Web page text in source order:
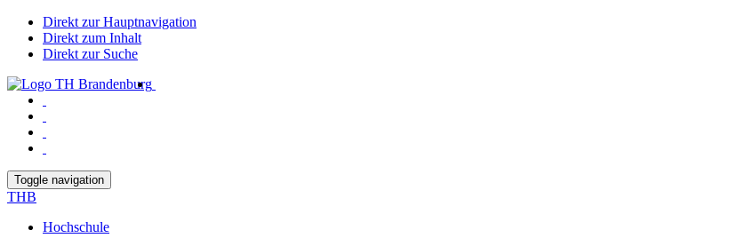
Direkt zur Hauptnavigation
Direkt zum Inhalt
Direkt zur Suche
Toggle navigation
THB
Hochschule